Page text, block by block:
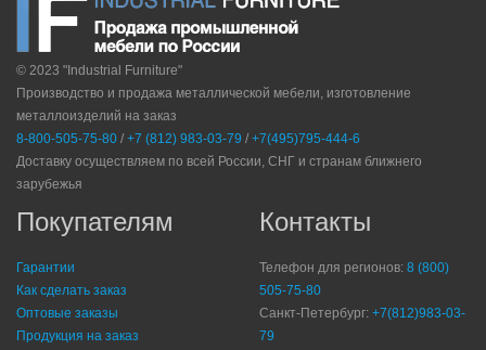
© 2023 "Industrial Furniture"
Производство и продажа металлической мебели, изготовление
металлоизделий на заказ
8-800-505-75-80 / +7 (812) 983-03-79 / +7(495)795-444-6
Доставку осуществляем по всей России, СНГ и странам ближнего
зарубежья
Покупателям
Гарантии
Как сделать заказ
Оптовые заказы
Продукция на заказ
Контакты
Телефон для регионов: 8 (800)
505-75-80
Санкт-Петербург: +7(812)983-03-
79